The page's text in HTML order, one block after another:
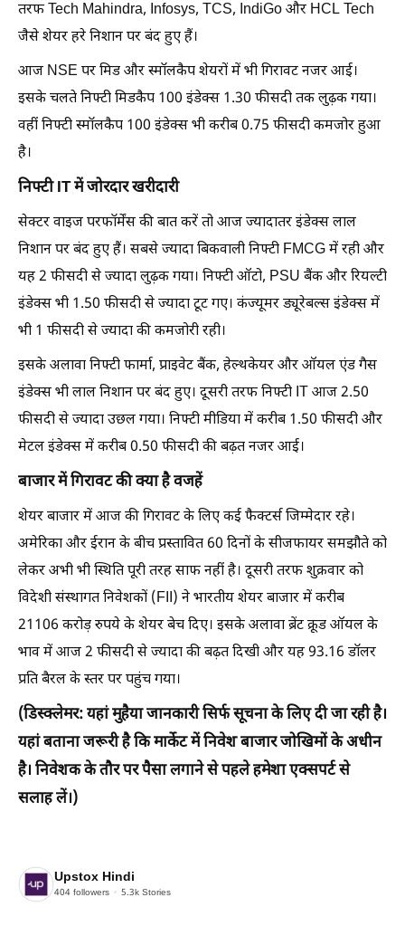
तरफ Tech Mahindra, Infosys, TCS, IndiGo और HCL Tech
जैसे शेयर हरे निशान पर बंद हुए हैं।
आज NSE पर मिड और स्मॉलकैप शेयरों में भी गिरावट नजर आई।
इसके चलते निफ्टी मिडकैप 100 इंडेक्स 1.30 फीसदी तक लुढ़क गया।
वहीं निफ्टी स्मॉलकैप 100 इंडेक्स भी करीब 0.75 फीसदी कमजोर हुआ
है।
निफ्टी IT में जोरदार खरीदारी
सेक्टर वाइज परफॉर्मेंस की बात करें तो आज ज्यादातर इंडेक्स लाल
निशान पर बंद हुए हैं। सबसे ज्यादा बिकवाली निफ्टी FMCG में रही और
यह 2 फीसदी से ज्यादा लुढ़क गया। निफ्टी ऑटो, PSU बैंक और रियल्टी
इंडेक्स भी 1.50 फीसदी से ज्यादा टूट गए। कंज्यूमर ड्यूरेबल्स इंडेक्स में
भी 1 फीसदी से ज्यादा की कमजोरी रही।
इसके अलावा निफ्टी फार्मा, प्राइवेट बैंक, हेल्थकेयर और ऑयल एंड गैस
इंडेक्स भी लाल निशान पर बंद हुए। दूसरी तरफ निफ्टी IT आज 2.50
फीसदी से ज्यादा उछल गया। निफ्टी मीडिया में करीब 1.50 फीसदी और
मेटल इंडेक्स में करीब 0.50 फीसदी की बढ़त नजर आई।
बाजार में गिरावट की क्या है वजहें
शेयर बाजार में आज की गिरावट के लिए कई फैक्टर्स जिम्मेदार रहे।
अमेरिका और ईरान के बीच प्रस्तावित 60 दिनों के सीजफायर समझौते को
लेकर अभी भी स्थिति पूरी तरह साफ नहीं है। दूसरी तरफ शुक्रवार को
विदेशी संस्थागत निवेशकों (FII) ने भारतीय शेयर बाजार में करीब
21106 करोड़ रुपये के शेयर बेच दिए। इसके अलावा ब्रेंट क्रूड ऑयल के
भाव में आज 2 फीसदी से ज्यादा की बढ़त दिखी और यह 93.16 डॉलर
प्रति बैरल के स्तर पर पहुंच गया।
(डिस्क्लेमर: यहां मुहैया जानकारी सिर्फ सूचना के लिए दी जा रही है।
यहां बताना जरूरी है कि मार्केट में निवेश बाजार जोखिमों के अधीन
है। निवेशक के तौर पर पैसा लगाने से पहले हमेशा एक्सपर्ट से
सलाह लें।)
Upstox Hindi
404 followers 5.3k Stories